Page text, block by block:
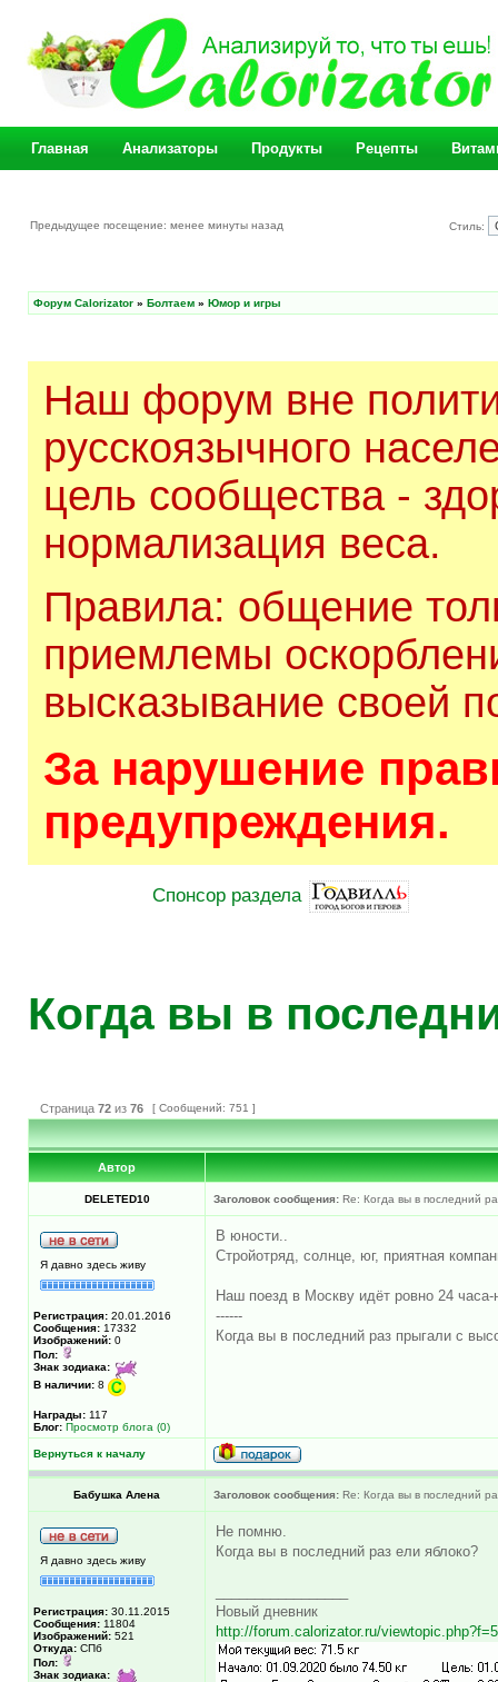
Главная Анализаторы Продукты Рецепты
Предыдущее посещение: менее минуты назад Стиль:
Форум Calorizator » Болтаем » Юмор и игры
Наш форум вне
русскоязычного
цель сообщества -
нормализация веса.
Правила: общение
приемлемы
высказывание своей
За нарушение
предупреждения.
Спонсор раздела
Когда вы в
Страница 72 из 76 [ Сообщений: 751 ]
Автор
DELETED10 Заголовок сообщения: Re: Когда вы в последний
Я давно здесь живу
Регистрация: 20.01.2016
Сообщения: 17332
Изображений: 0
Пол:
Знак зодиака:
В наличии: 8
Награды: 117
Блог: Просмотр блога (0)
В юности..
Стройотряд, солнце, юг, приятная
Наш поезд в Москву идёт ровно 24
------
Когда вы в последний раз прыгали с
Вернуться к началу
Бабушка Алена Заголовок сообщения: Re: Когда вы в последний
Я давно здесь живу
Регистрация: 30.11.2015
Сообщения: 11804
Изображений: 521
Откуда: СПб
Пол:
Знак зодиака:
Не помню.
Когда вы в последний раз ели яблоко?
Новый дневник
http://forum.calorizator.ru/